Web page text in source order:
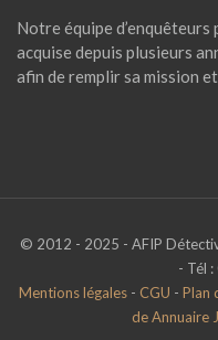
Notre équipe
acquise depuis plusieurs
afin de remplir sa mission
© 2012 - 2025 - AFIP
- Tél
Mentions légales- CGU - Plan
de Annuaire